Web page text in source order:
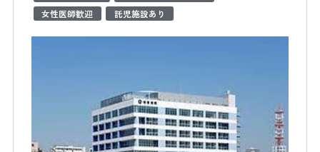
女性医師歓迎
託児施設あり